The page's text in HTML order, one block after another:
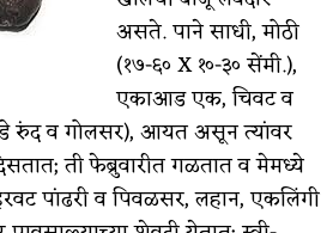
असते. पाने साधी, मोठी
(१७-६० X १०-३० सेंमी.),
एकाआड एक, चिवट व
रुंद व गोलसर), आयत असून त्यांवर
ती फेब्रुवारीत गळतात व मेमध्ये
पांढरी व पिवळसर, लहान, एकलिंगी